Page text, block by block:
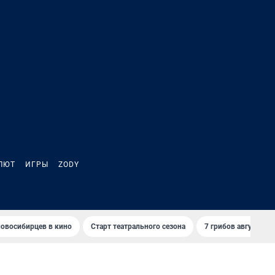
ИГРЫ ZODY
в кино Старт театрального сезона 7 грибов августа